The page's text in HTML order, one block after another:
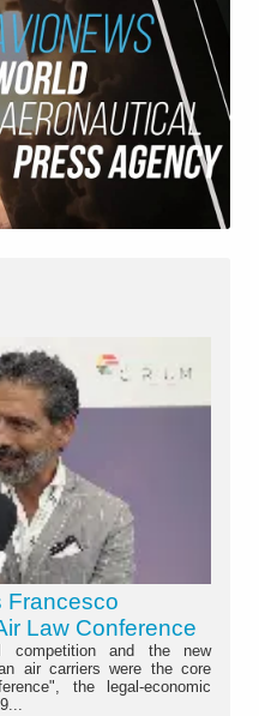
Francesco
Law Conference
competition and the new
air carriers were the core
the legal-economic